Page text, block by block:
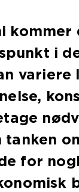
i
tanken
for